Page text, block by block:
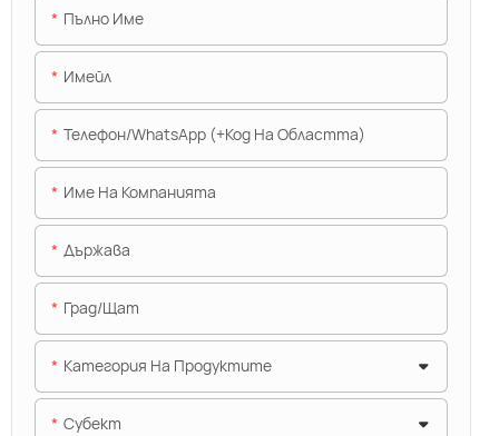
Пълно Име
Имейл
Телефон/WhatsApp (+Код На Областта)
Име На Компанията
Държава
Град/щат
Категория На Продуктите
Субект